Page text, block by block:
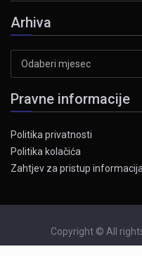
Arhiva
Pravne informacije
Politika privatnosti
Politika kolačića
Zahtjev za pristup
Copyright © All